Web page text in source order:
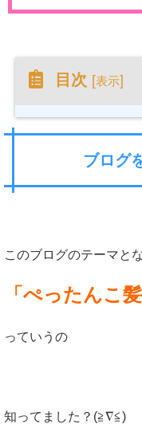
目次 [表示]
ブログ
このブログのテーマと
「ぺったんこ
っていうの
知ってました？(≧∇≦)